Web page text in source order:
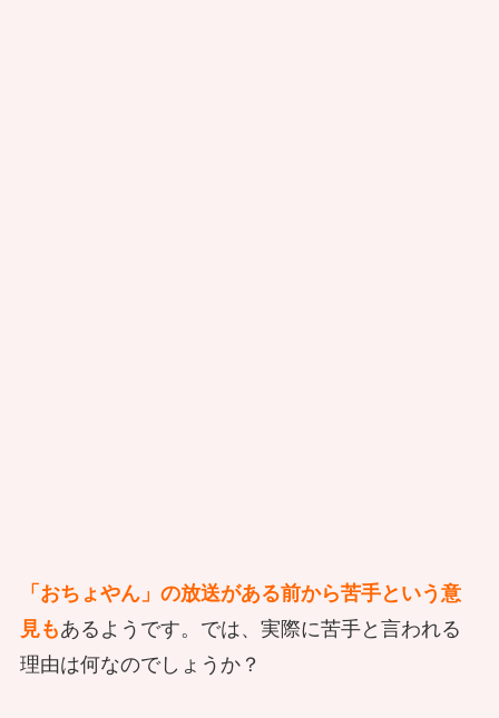
「おちょやん」の放送がある前から苦手という意
見もあるようです。では、実際に苦手と言われる
理由は何なのでしょうか？